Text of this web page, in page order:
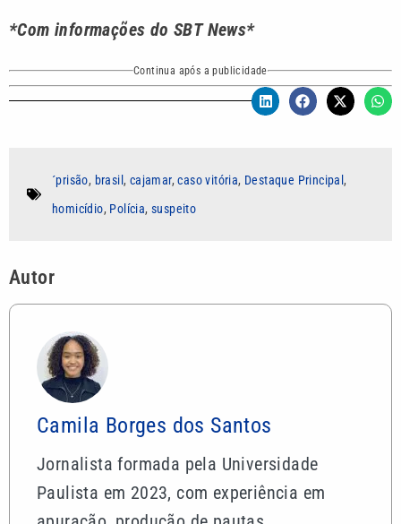
*Com informações do SBT News*
Continua após a publicidade
´prisão, brasil , cajamar,caso vitória, Destaque Principal ,
homicídio, Polícia,suspeito
Autor
Camila Borges dos Santos
Jornalista formada pela Universidade
Paulista em 2023, com experiência em